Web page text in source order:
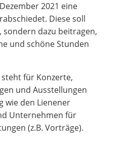
2021 eine
Diese soll
dazu beitragen,
und schöne Stunden
steht für Konzerte,
und Ausstellungen
wie den Lienener
Unternehmen für
(z.B. Vorträge).